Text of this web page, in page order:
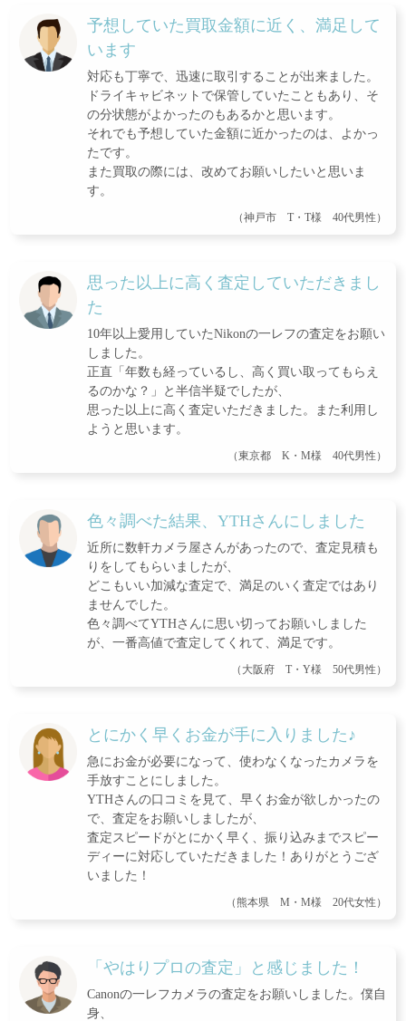
予想していた買取金額に近く、満足して
います
対応も丁寧で、迅速に取引することが出来ました。
ドライキャビネットで保管していたこともあり、そ
の分状態がよかったのもあるかと思います。
それでも予想していた金額に近かったのは、よかっ
たです。
また買取の際には、改めてお願いしたいと思いま
す。
（神戸市 T・T様 40代男性）
思った以上に高く査定していただきまし
た
10年以上愛用していたNikonの一レフの査定をお願い
しました。
正直「年数も経っているし、高く買い取ってもらえ
るのかな？」と半信半疑でしたが、
思った以上に高く査定いただきました。また利用し
ようと思います。
（東京都 K・M様 40代男性）
色々調べた結果、YTHさんにしました
近所に数軒カメラ屋さんがあったので、査定見積も
りをしてもらいましたが、
どこもいい加減な査定で、満足のいく査定ではあり
ませんでした。
色々調べてYTHさんに思い切ってお願いしました
が、一番高値で査定してくれて、満足です。
（大阪府 T・Y様 50代男性）
とにかく早くお金が手に入りました♪
急にお金が必要になって、使わなくなったカメラを
手放すことにしました。
YTHさんの口コミを見て、早くお金が欲しかったの
で、査定をお願いしましたが、
査定スピードがとにかく早く、振り込みまでスピー
ディーに対応していただきました！ありがとうござ
いました！
（熊本県 M・M様 20代女性）
「やはりプロの査定」と感じました！
Canonの一レフカメラの査定をお願いしました。僕自
身、